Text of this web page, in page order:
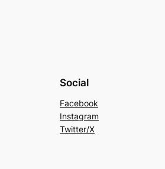
Social
Facebook
Instagram
Twitter/X